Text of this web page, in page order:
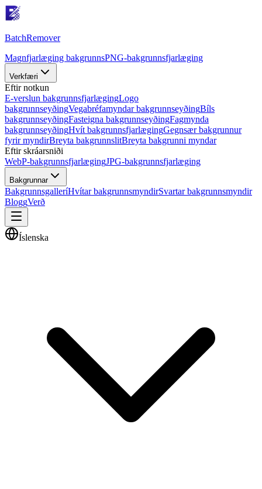
BatchRemover
Magnfjarlæging bakgrunnsPNG-bakgrunnsfjarlæging
Verkfæri
Eftir notkun
E-verslun bakgrunnsfjarlægingLogo
bakgrunnseyðingVegabréfamyndar bakgrunnseyðingBíls
bakgrunnseyðingFasteigna bakgrunnseyðingFagmynda
bakgrunnseyðingHvít bakgrunnsfjarlægingGegnsær bakgrunnur
fyrir myndirBreyta bakgrunnslitBreyta bakgrunni myndar
Eftir skráarsniði
WebP-bakgrunnsfjarlægingJPG-bakgrunnsfjarlæging
Bakgrunnar
BakgrunnsgalleríHvítar bakgrunnsmyndirSvartar bakgrunnsmyndir
BloggVerð
Íslenska